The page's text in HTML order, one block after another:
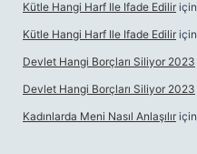
Kütle Hangi Harf Ile Ifade Edilir için
Kütle Hangi Harf Ile Ifade Edilir için
Devlet Hangi Borçları Siliyor 2023
Devlet Hangi Borçları Siliyor 2023
Kadınlarda Meni Nasıl Anlaşılır için